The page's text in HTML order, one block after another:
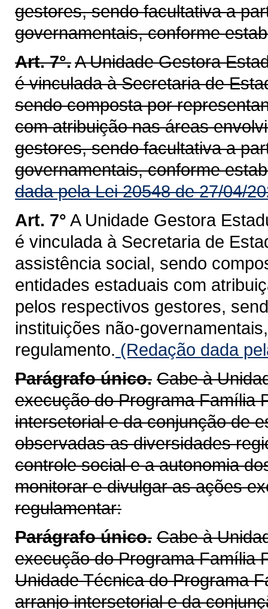
gestores, sendo facultativa a
governamentais, conforme
Art. 7°.A Unidade Gestora
é vinculada à Secretaria de
sendo composta por
com atribuição nas áreas
gestores, sendo facultativa a
governamentais, conforme
dada pela Lei 20548 de 27/04/
Art. 7° A Unidade Gestora
é vinculada à Secretaria de
assistência social, sendo
entidades estaduais com
pelos respectivos gestores,
instituições não-
regulamento. (Redação dada
Parágrafo único. Cabe à
execução do Programa Família
intersetorial e da conjunção de
observadas as diversidades
controle social e a autonomia
monitorar e divulgar as ações
regulamentar:
Parágrafo único. Cabe à
execução do Programa Família
Unidade Técnica do Programa
arranjo intersetorial e da